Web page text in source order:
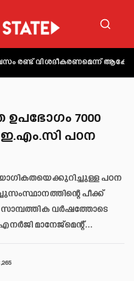
വിശദീകരണമെന്ന് ആക്ഷേപം
7000
ഇ.എം.സി പഠന
പഠന
പീക്ക്
വർഷത്തോടെ
മാനേജ്മെന്റ്…